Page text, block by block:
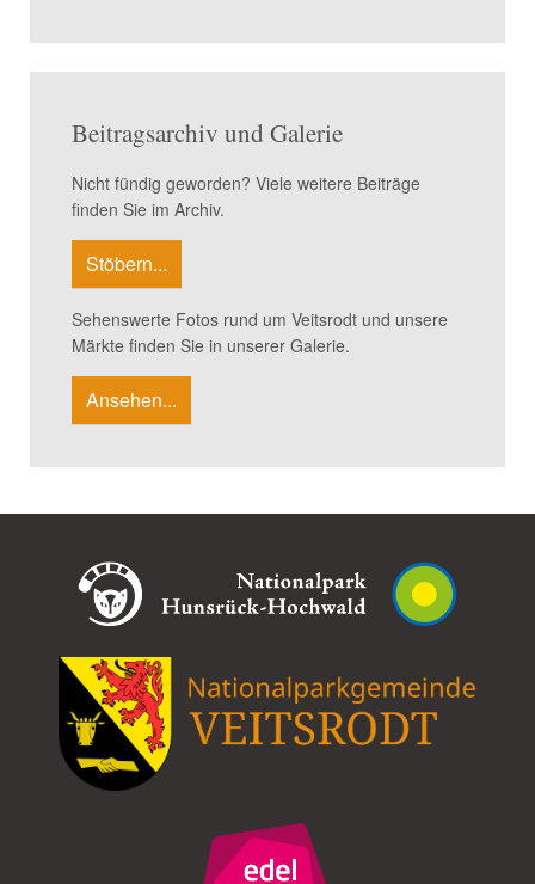
Beitragsarchiv und Galerie
Nicht fündig geworden? Viele weitere Beiträge
finden Sie im Archiv.
Stöbern...
Sehenswerte Fotos rund um Veitsrodt und unsere
Märkte finden Sie in unserer Galerie.
Ansehen...